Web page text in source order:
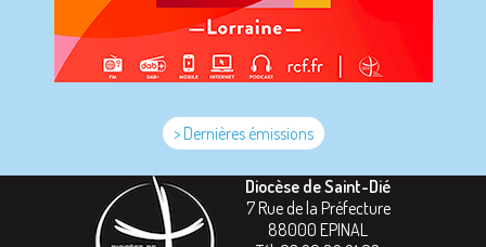
> Dernières émissions
Diocèse de Saint-Dié
7 Rue de la Préfecture
88000 EPINAL